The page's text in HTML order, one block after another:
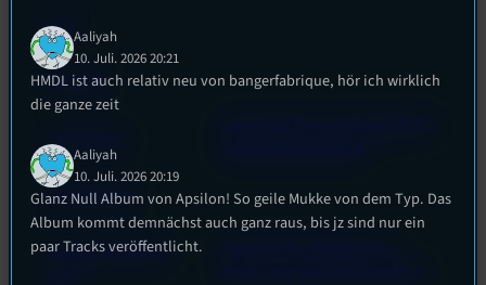
FAQ
Satzung
Datenschutz
Cookie-Richtlinie
Aaliyah
10. Juli. 2026 20:21
HMDL ist auch relativ neu von bangerfabrique, hör ich wirklich
die ganze zeit
Aaliyah
10. Juli. 2026 20:19
Glanz Null Album von Apsilon! So geile Mukke von dem Typ. Das
Album kommt demnächst auch ganz raus, bis jz sind nur ein
paar Tracks veröffentlicht.